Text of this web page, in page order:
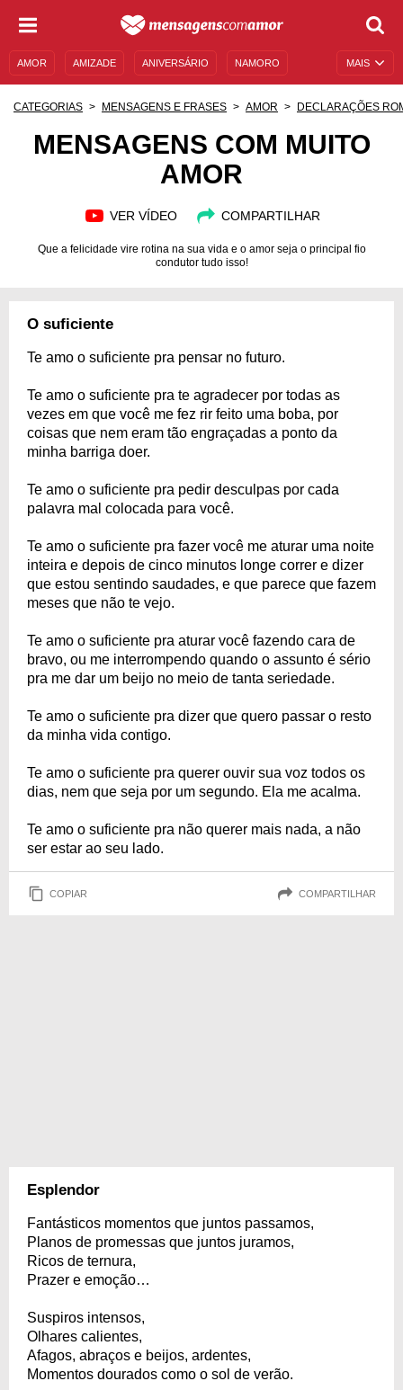
MAIS
AMOR AMIZADE ANIVERSÁRIO NAMORO
MENSAGENS DE ANIVERSÁRIO
CATEGORIAS MENSAGENS E FRASES AMOR DECLARAÇÕES
MENSAGENS COM MUITO
AMOR
VER VÍDEO COMPARTILHAR
Que a felicidade vire rotina na sua vida e o amor seja o principal fio
condutor tudo isso!
O suficiente
Te amo o suficiente pra pensar no futuro.
Te amo o suficiente pra te agradecer por todas as
vezes em que você me fez rir feito uma boba, por
coisas que nem eram tão engraçadas a ponto da
minha barriga doer.
Te amo o suficiente pra pedir desculpas por cada
palavra mal colocada para você.
Te amo o suficiente pra fazer você me aturar uma noite
inteira e depois de cinco minutos longe correr e dizer
que estou sentindo saudades, e que parece que fazem
meses que não te vejo.
Te amo o suficiente pra aturar você fazendo cara de
bravo, ou me interrompendo quando o assunto é sério
pra me dar um beijo no meio de tanta seriedade.
Te amo o suficiente pra dizer que quero passar o resto
da minha vida contigo.
Te amo o suficiente pra querer ouvir sua voz todos os
dias, nem que seja por um segundo. Ela me acalma.
Te amo o suficiente pra não querer mais nada, a não
ser estar ao seu lado.
COPIAR COMPARTILHAR
Esplendor
Fantásticos momentos que juntos passamos,
Planos de promessas que juntos juramos,
Ricos de ternura,
Prazer e emoção…
Suspiros intensos,
Olhares calientes,
Afagos, abraços e beijos, ardentes,
Momentos dourados como o sol de verão.